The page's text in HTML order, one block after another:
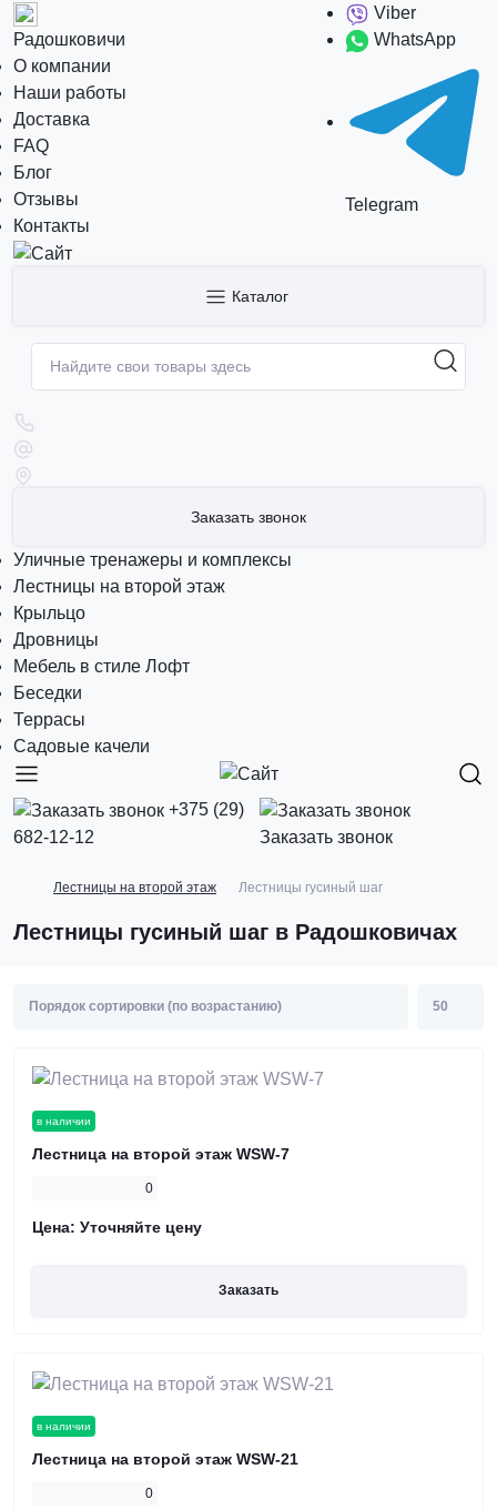
Радошковичи
О компании
Наши работы
Доставка
FAQ
Блог
Отзывы
Контакты
Viber
WhatsApp
Telegram
Каталог
Заказать звонок
Уличные тренажеры и комплексы
Лестницы на второй этаж
Крыльцо
Дровницы
Мебель в стиле Лофт
Беседки
Террасы
Садовые качели
+375 (29)
682-12-12
Заказать звонок
Лестницы на второй этаж Лестницы гусиный шаг
Лестницы гусиный шаг в Радошковичах
в наличии
Лестница на второй этаж WSW-7
0
Цена: Уточняйте цену
Заказать
в наличии
Лестница на второй этаж WSW-21
0